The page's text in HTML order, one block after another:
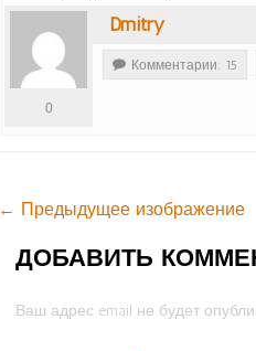
Dmitry
0
Комментарии: 15
← Предыдущее изображение
ДОБАВИТЬ
Ваш адрес email не будет